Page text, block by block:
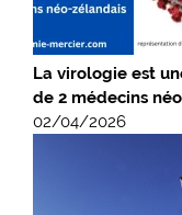
La virologie est
de 2 médecins
02/04/2026